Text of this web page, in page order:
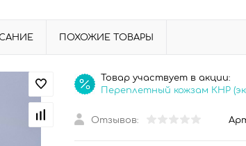
ПОХОЖИЕ ТОВАРЫ
Товар участвует в акции:
Переплетный кожзам КНР
Отзывов: